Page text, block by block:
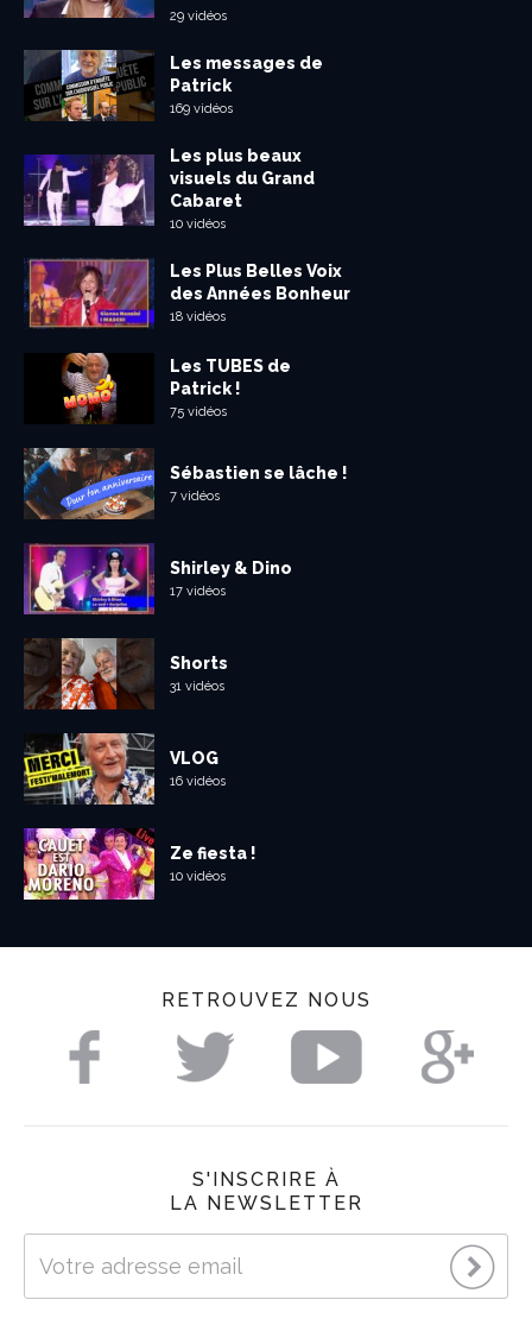
29 vidéos
Les messages de
Patrick
169 vidéos
Les plus beaux
visuels du Grand
Cabaret
10 vidéos
Les Plus Belles Voix
des Années Bonheur
18 vidéos
Les TUBES de
Patrick !
75 vidéos
Sébastien se lâche !
7 vidéos
Shirley & Dino
17 vidéos
Shorts
31 vidéos
VLOG
16 vidéos
Ze fiesta !
10 vidéos
RETROUVEZ NOUS
S'INSCRIRE À
LA NEWSLETTER